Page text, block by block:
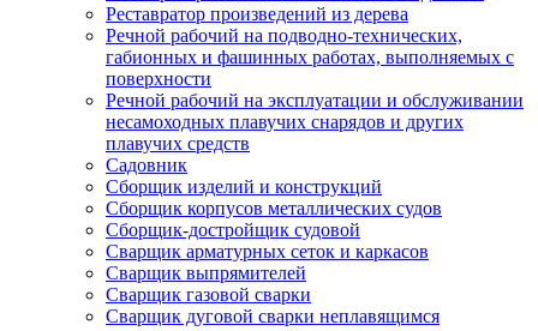
Реставратор произведений из дерева
Речной рабочий на подводно-технических,
габионных и фашинных работах, выполняемых с
поверхности
Речной рабочий на эксплуатации и обслуживании
несамоходных плавучих снарядов и других
плавучих средств
Садовник
Сборщик изделий и конструкций
Сборщик корпусов металлических судов
Сборщик-достройщик судовой
Сварщик арматурных сеток и каркасов
Сварщик выпрямителей
Сварщик газовой сварки
Сварщик дуговой сварки неплавящимся